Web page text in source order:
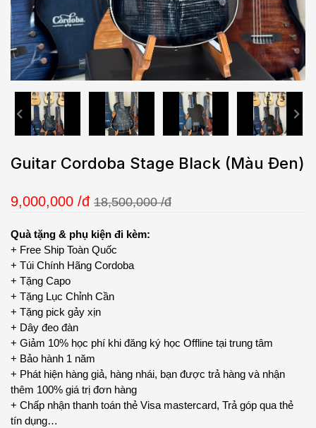
Guitar Cordoba Stage Black (Màu Đen)
9,000,000 /đ 18,500,000 /đ
Quà tặng & phụ kiện đi kèm:
+ Free Ship Toàn Quốc
+ Túi Chính Hãng Cordoba
+ Tặng Capo
+ Tặng Lục Chỉnh Cần
+ Tặng pick gảy xịn
+ Dây đeo đàn
+ Giảm 10% học phí khi đăng ký học Offline tại trung tâm
+ Bảo hành 1 năm
+ Phát hiện hàng giả, hàng nhái, bạn được trả hàng và nhận
thêm 100% giá trị đơn hàng
+ Chấp nhận thanh toán thẻ Visa mastercard, Trả góp qua thẻ
tín dụng…